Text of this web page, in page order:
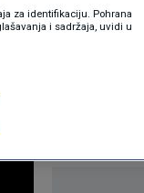
za identifikaciju. Pohrana
i sadržaja, uvidi u